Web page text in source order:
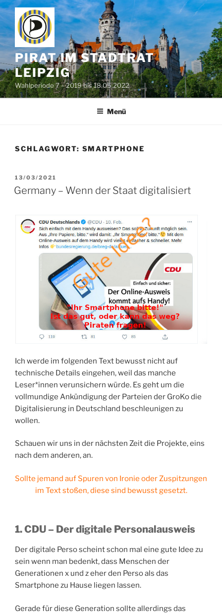
Zum
Inhalt
springen
PIRAT IM STADTRAT
LEIPZIG
Wahlperiode 7 – 2019 bis 18.05.2022
Menü
SCHLAGWORT: SMARTPHONE
VERÖFFENTLICHT
AM
13/03/2021
Germany – Wenn der Staat digitalisiert
Ich werde im folgenden Text bewusst nicht auf
technische Details eingehen, weil das manche
Leser*innen verunsichern würde. Es geht um die
vollmundige Ankündigung der Parteien der GroKo die
Digitalisierung in Deutschland beschleunigen zu
wollen.
Schauen wir uns in der nächsten Zeit die Projekte, eins
nach dem anderen, an.
Sollte jemand auf Spuren von Ironie oder Zuspitzungen
im Text stoßen, diese sind bewusst gesetzt.
1. CDU – Der digitale Personalausweis
Der digitale Perso scheint schon mal eine gute Idee zu
sein wenn man bedenkt, dass Menschen der
Generationen x und z eher den Perso als das
Smartphone zu Hause liegen lassen.
Gerade für diese Generation sollte allerdings das